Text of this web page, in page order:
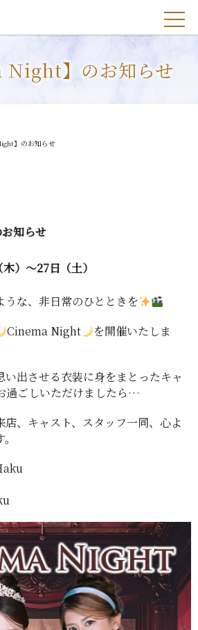
Night】のお知らせ
】のお知らせ
知らせ
）〜27日（土）
な、非日常のひとときを
Cinema Night
を開催いたしま
出させる衣装に身をまとったキャ
過ごしいただけましたら…
、キャスト、スタッフ一同、心よ